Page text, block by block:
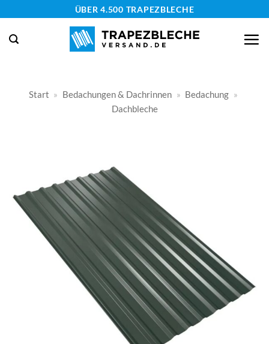
springen
ÜBER 4.500 TRAPEZBLECHE
Start » Bedachungen & Dachrinnen » Bedachung »
Dachbleche